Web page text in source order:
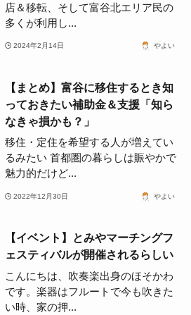
店＆移転、そして富谷北エリア民の
多くが利用し...
2024年2月14日 やよい
【まとめ】富谷に移住するとき知
っておきたい補助金＆支援「知ら
なきゃ損かも？」
移住・定住を希望する人が増えてい
るみたい 首都圏の暮らしは賑やかで
魅力的だけど...
2022年12月30日 やよい
【イベント】とみやマーチングフ
ェスティバルが開催されるらしい
こんにちは、吹奏楽出身のほそかわ
です。楽器はフルートで今も吹きた
い時、家の押...